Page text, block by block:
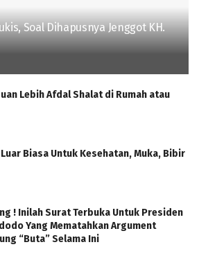
Soal Dihapusnya Jenggot KH.
Lebih Afdal Shalat di Rumah atau
Biasa Untuk Kesehatan, Muka, Bibir
! Inilah Surat Terbuka Untuk Presiden
Yang Mematahkan Argument
“Buta” Selama Ini